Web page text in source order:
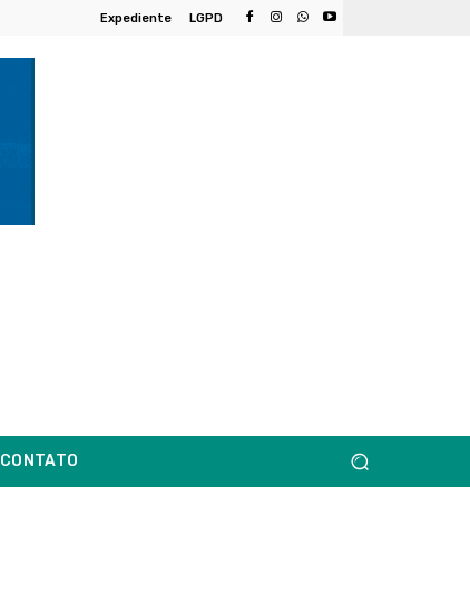
Expediente LGPD
CONTATO